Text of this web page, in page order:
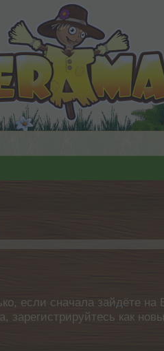
если сначала зайдёте на
зарегистрируйтесь как